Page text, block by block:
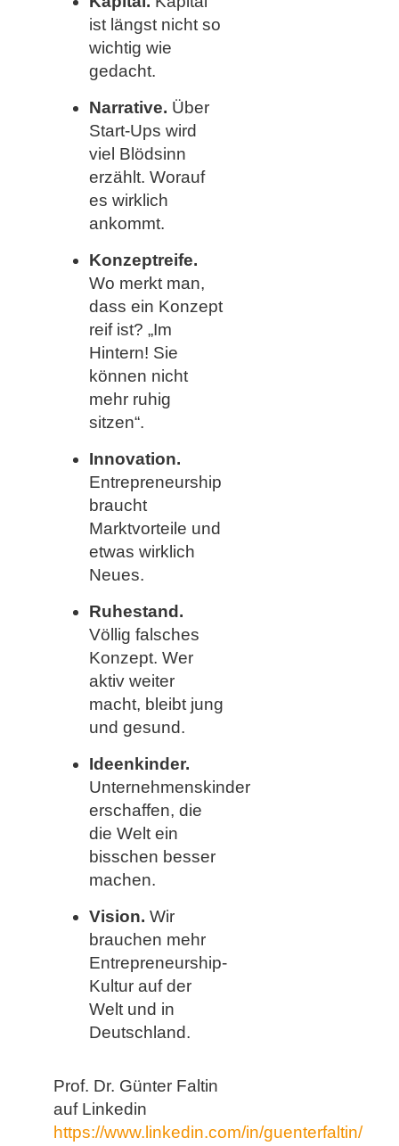
ist längst nicht so
wichtig wie
gedacht.
Narrative. Über
Start-Ups wird
viel Blödsinn
erzählt. Worauf
es wirklich
ankommt.
Konzeptreife.
Wo merkt man,
dass ein Konzept
reif ist? „Im
Hintern! Sie
können nicht
mehr ruhig
sitzen“.
Innovation.
Entrepreneurship
braucht
Marktvorteile und
etwas wirklich
Neues.
Ruhestand.
Völlig falsches
Konzept. Wer
aktiv weiter
macht, bleibt jung
und gesund.
Ideenkinder.
Unternehmenskinder
erschaffen, die
die Welt ein
bisschen besser
machen.
Vision. Wir
brauchen mehr
Entrepreneurship-
Kultur auf der
Welt und in
Deutschland.
Prof. Dr. Günter Faltin
auf Linkedin
https://www.linkedin.com/in/guenterfaltin/